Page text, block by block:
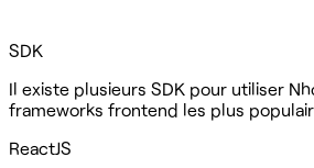
‍SDK‍
Il existe plusieurs SDK pour utiliser
frameworks frontend les plus
ReactJS